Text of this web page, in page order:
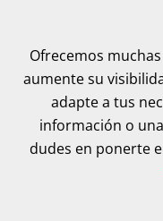
Ofrecemos
aumente su
adapte a tus
información o
dudes en ponerte